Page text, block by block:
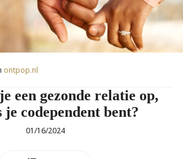
ontpop.nl
een gezonde relatie op,
je codependent bent?
01/16/2024